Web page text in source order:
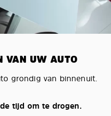
VAN UW AUTO
grondig van binnenuit.
tijd om te drogen.